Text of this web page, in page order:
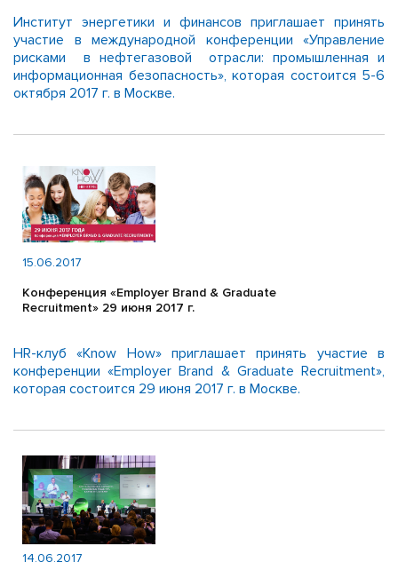
Институт энергетики и финансов приглашает принять
участие в международной конференции «Управление
рисками в нефтегазовой отрасли: промышленная и
информационная безопасность», которая состоится 5-6
октября 2017 г. в Москве.
15.06.2017
Конференция «Employer Brand & Graduate
Recruitment» 29 июня 2017 г.
HR-клуб «Know How» приглашает принять участие в
конференции «Employer Brand & Graduate Recruitment»,
которая состоится 29 июня 2017 г. в Москве.
14.06.2017